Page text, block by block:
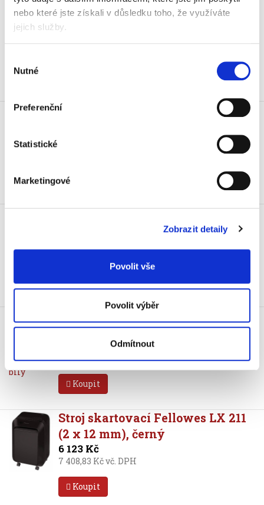
nebo které jste získali v důsledku toho, že využíváte
jejich služby.
souhlasu
Nutné
Preferenční
Statistické
Marketingové
Zobrazit detaily
Povolit vše
Povolit výběr
Odmítnout
Stroj skartovací Fellowes LX 201
(2 x 12 mm), bílý
Stroj skartovací Fellowes LX 201
Stroj skartovací Fellowes LX 210
(4 x 12 mm), černý
Koupit
Stroj skartovací Fellowes LX 211
(2 x 12 mm), bílý
7 408,83 Kč vč. DPH
Koupit
Stroj skartovací Fellowes LX 211
(2 x 12 mm), černý
6 123 Kč
7 408,83 Kč vč. DPH
Koupit